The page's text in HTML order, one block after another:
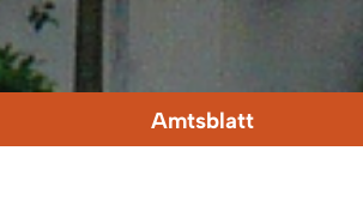
Amtsblatt